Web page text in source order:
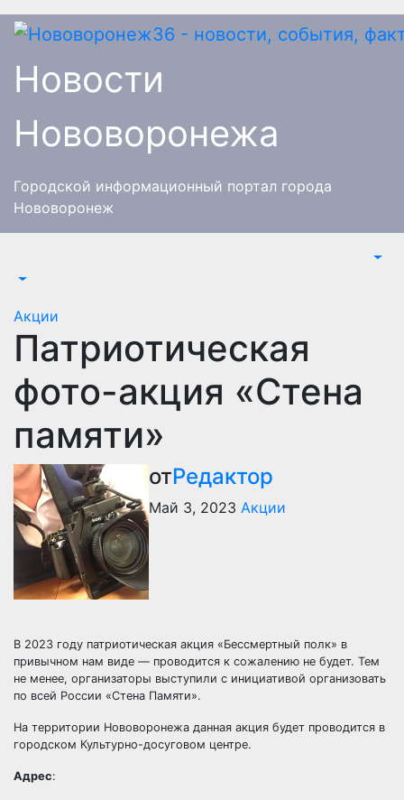
Перейти
Новости
Нововоронежа
Городской информационный портал города
Нововоронеж
Акции
Патриотическая
фото-акция «Стена
памяти»
отРедактор
Май 3, 2023 Акции
В 2023 году патриотическая акция «Бессмертный полк» в
привычном нам виде — проводится к сожалению не будет. Тем
не менее, организаторы выступили с инициативой организовать
по всей России «Стена Памяти».
На территории Нововоронежа данная акция будет проводится в
городском Культурно-досуговом центре.
Адрес: